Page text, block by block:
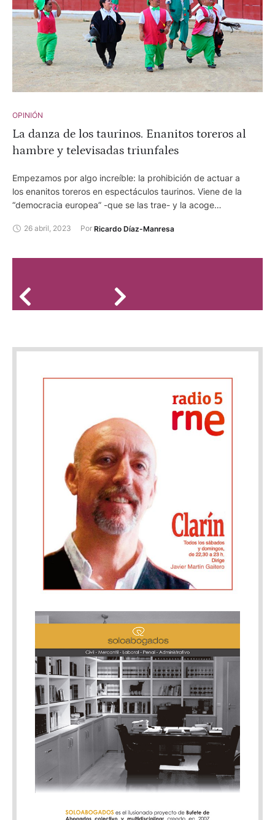
OPINIÓN
La danza de los taurinos. Enanitos toreros al
hambre y televisadas triunfales
Empezamos por algo increíble: la prohibición de actuar a
los enanitos toreros en espectáculos taurinos. Viene de la
“democracia europea” -que se las trae- y la acoge
26 abril, 2023 Por Ricardo Díaz-Manresa